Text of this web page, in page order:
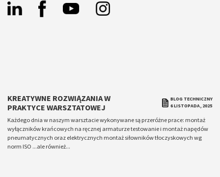
Linkedin
FacebookYt Instagram
KREATYWNE ROZWIĄZANIA W
PRAKTYCE WARSZTATOWEJ
BLOG TECHNICZNY
6 LISTOPADA, 2025
Każdego dnia w naszym warsztacie wykonywane są przeróżne prace: montaż
wyłączników krańcowych na ręcznej armaturze testowanie i montaż napędów
pneumatycznych oraz elektrycznych montaż siłowników tłoczyskowych wg
norm ISO ...ale również...